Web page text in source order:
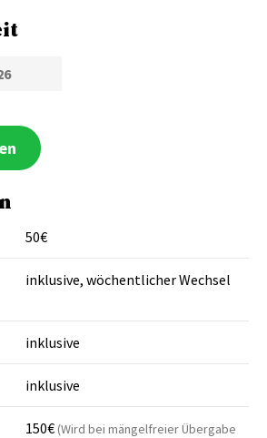
50€
inklusive, wöchentlicher Wechsel
inklusive
inklusive
150€ (Wird bei mängelfreier Übergabe